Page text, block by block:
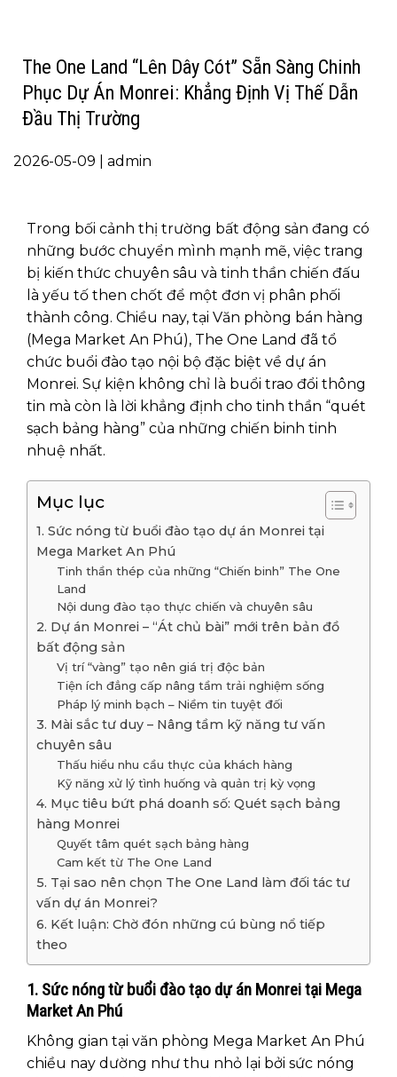
The One Land “Lên Dây Cót” Sẵn Sàng Chinh
Phục Dự Án Monrei: Khẳng Định Vị Thế Dẫn
Đầu Thị Trường
2026-05-09 | admin
Trong bối cảnh thị trường bất động sản đang có
những bước chuyển mình mạnh mẽ, việc trang
bị kiến thức chuyên sâu và tinh thần chiến đấu
là yếu tố then chốt để một đơn vị phân phối
thành công. Chiều nay, tại Văn phòng bán hàng
(Mega Market An Phú), The One Land đã tổ
chức buổi đào tạo nội bộ đặc biệt về dự án
Monrei. Sự kiện không chỉ là buổi trao đổi thông
tin mà còn là lời khẳng định cho tinh thần “quét
sạch bảng hàng” của những chiến binh tinh
nhuệ nhất.
Mục lục
1. Sức nóng từ buổi đào tạo dự án Monrei tại
Mega Market An Phú
Tinh thần thép của những “Chiến binh” The One
Land
Nội dung đào tạo thực chiến và chuyên sâu
2. Dự án Monrei – “Át chủ bài” mới trên bản đồ
bất động sản
Vị trí “vàng” tạo nên giá trị độc bản
Tiện ích đẳng cấp nâng tầm trải nghiệm sống
Pháp lý minh bạch – Niềm tin tuyệt đối
3. Mài sắc tư duy – Nâng tầm kỹ năng tư vấn
chuyên sâu
Thấu hiểu nhu cầu thực của khách hàng
Kỹ năng xử lý tình huống và quản trị kỳ vọng
4. Mục tiêu bứt phá doanh số: Quét sạch bảng
hàng Monrei
Quyết tâm quét sạch bảng hàng
Cam kết từ The One Land
5. Tại sao nên chọn The One Land làm đối tác tư
vấn dự án Monrei?
6. Kết luận: Chờ đón những cú bùng nổ tiếp
theo
1. Sức nóng từ buổi đào tạo dự án Monrei tại Mega
Market An Phú
Không gian tại văn phòng Mega Market An Phú
chiều nay dường như thu nhỏ lại bởi sức nóng